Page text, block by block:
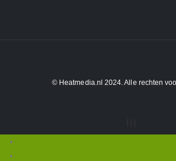
© Heatmedia.nl 2024. Alle rechten